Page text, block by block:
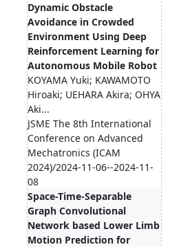
Dynamic Obstacle
Avoidance in Crowded
Environment Using Deep
Reinforcement Learning for
Autonomous Mobile Robot
KOYAMA Yuki; KAWAMOTO
Hiroaki; UEHARA Akira; OHYA
Aki...
JSME The 8th International
Conference on Advanced
Mechatronics (ICAM
2024)/2024-11-06--2024-11-
08
Space-Time-Separable
Graph Convolutional
Network based Lower Limb
Motion Prediction for